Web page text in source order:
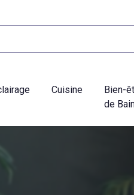
Cuisine
Bien-
de